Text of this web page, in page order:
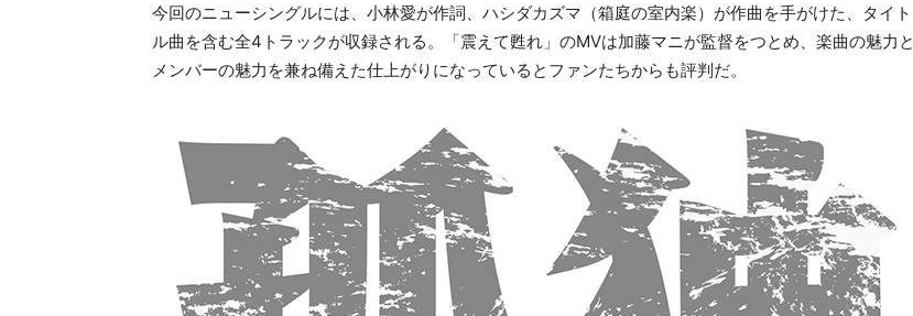
今回のニューシングルには、小林愛が作詞、ハシダカズマ（箱庭の室内楽）が作曲を手がけた、タイト
ル曲を含む全4トラックが収録される。「震えて甦れ」のMVは加藤マニが監督をつとめ、楽曲の魅力と
メンバーの魅力を兼ね備えた仕上がりになっているとファンたちからも評判だ。